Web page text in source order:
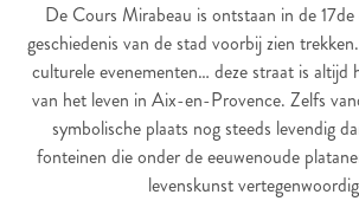
De Cours Mirabeau is ontstaan in de
geschiedenis van de stad voorbij zien
culturele evenementen… deze straat is altijd
van het leven in Aix-en-Provence. Zelfs
symbolische plaats nog steeds levendig
fonteinen die onder de eeuwenoude
levenskunst